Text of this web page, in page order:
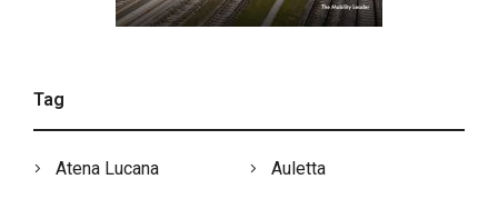
Tag
Atena Lucana Auletta